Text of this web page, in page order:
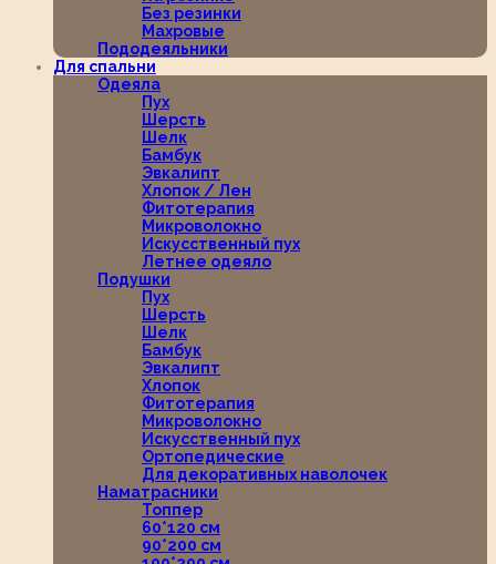
Без резинки
Махровые
Пододеяльники
Для спальни
Одеяла
Пух
Шерсть
Шелк
Бамбук
Эвкалипт
Хлопок / Лен
Фитотерапия
Микроволокно
Искусственный пух
Летнее одеяло
Подушки
Пух
Шерсть
Шелк
Бамбук
Эвкалипт
Хлопок
Фитотерапия
Микроволокно
Искусственный пух
Ортопедические
Для декоративных наволочек
Наматрасники
Топпер
60*120 см
90*200 см